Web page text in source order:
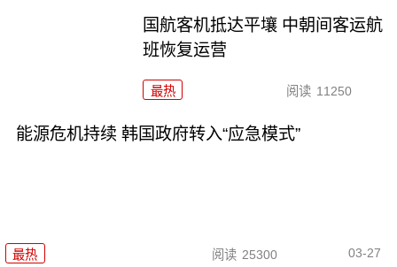
国航客机抵达平壤 中朝间客运航
班恢复运营
最热 阅读 11250
能源危机持续 韩国政府转入“应急模式”
最热 阅读 25300 03-27